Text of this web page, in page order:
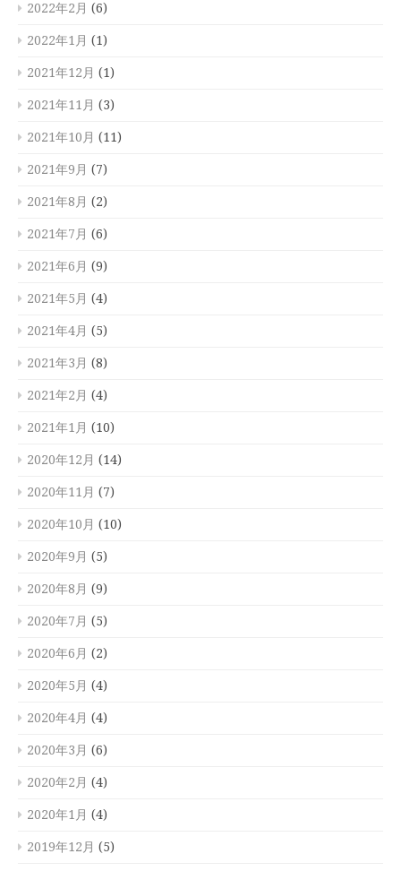
2022年2月 (6)
2022年1月 (1)
2021年12月 (1)
2021年11月 (3)
2021年10月 (11)
2021年9月 (7)
2021年8月 (2)
2021年7月 (6)
2021年6月 (9)
2021年5月 (4)
2021年4月 (5)
2021年3月 (8)
2021年2月 (4)
2021年1月 (10)
2020年12月 (14)
2020年11月 (7)
2020年10月 (10)
2020年9月 (5)
2020年8月 (9)
2020年7月 (5)
2020年6月 (2)
2020年5月 (4)
2020年4月 (4)
2020年3月 (6)
2020年2月 (4)
2020年1月 (4)
2019年12月 (5)